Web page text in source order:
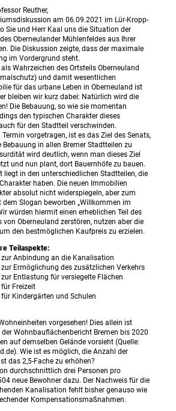
Reuther,
am 06.09.2021 im Lür-Kropp-
Sie und Herr Kaal uns die Situation der
Oberneulander Mühlenfeldes aus Ihrer
Die Diskussion zeigte, dass der maximale
im Vordergrund steht.
Wahrzeichen des Ortsteils Oberneuland
und damit wesentlichen
für das urbane Leben in Oberneuland ist
bleiben wir kurz dabei: Natürlich wird die
Die Bebauung, so wie sie momentan
den typischen Charakter dieses
für den Stadtteil verschwinden.
vorgetragen, ist es das Ziel des Senats,
Bebauung in allen Bremer Stadtteilen zu
wird deutlich, wenn man dieses Ziel
und nun plant, dort Bauernhöfe zu bauen.
liegt in den unterschiedlichen Stadtteilen, die
haben. Die neuen Immobilien
absolut nicht widerspiegeln, aber zum
Slogan beworben „Willkommen im
würden hiermit einen erheblichen Teil des
von Oberneuland zerstören, nutzen aber die
den bestmöglichen Kaufpreis zu erzielen.
Teilaspekte:
Anbindung an die Kanalisation
Ermöglichung des zusätzlichen Verkehrs
Entlastung für versiegelte Flächen
Freizeit
Kindergärten und Schulen
vorgesehen! Dies allein ist
Wohnbauflächenbericht Bremen bis 2020
auf demselben Gelände vorsieht (Quelle:
Wie ist es möglich, die Anzahl der
das 2,5-Fache zu erhöhen?
durchschnittlich drei Personen pro
neue Bewohner dazu. Der Nachweis für die
Kanalisation fehlt bisher genauso wie
Kompensationsmaßnahmen.